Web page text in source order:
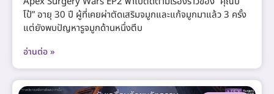
โป้” อายุ 30 ปี ผู้ที่เคยผ่าตัดเสริมจมูกและแก้จมูกมาแล้ว 3 ครั้ง
แต่ยังพบปัญหารูจมูกด้านหนึ่งตีบ
อ่านต่อ »